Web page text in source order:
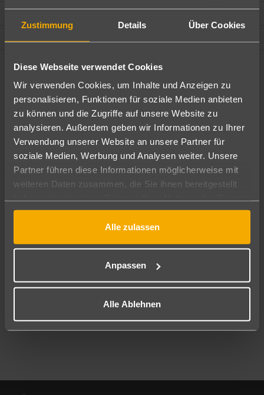
Zustimmung Details Über Cookies
Diese Webseite verwendet Cookies
Wir verwenden Cookies, um Inhalte und Anzeigen zu
personalisieren, Funktionen für soziale Medien anbieten
zu können und die Zugriffe auf unsere Website zu
analysieren. Außerdem geben wir Informationen zu Ihrer
Verwendung unserer Website an unsere Partner für
soziale Medien, Werbung und Analysen weiter. Unsere
Partner führen diese Informationen möglicherweise mit
weiteren Daten zusammen, die Sie ihnen bereitgestellt
gesammelt haben.
Alle zulassen
Anpassen
Alle Ablehnen
Bewertungen
Ändere die Kriterien nach deinen Wünschen
Pauschal Nur Hotel
Abflughafen
Alle Abflughäfen
10.08.26–08.08.27 7-21 Nächte
Mehr Filter anzeigen